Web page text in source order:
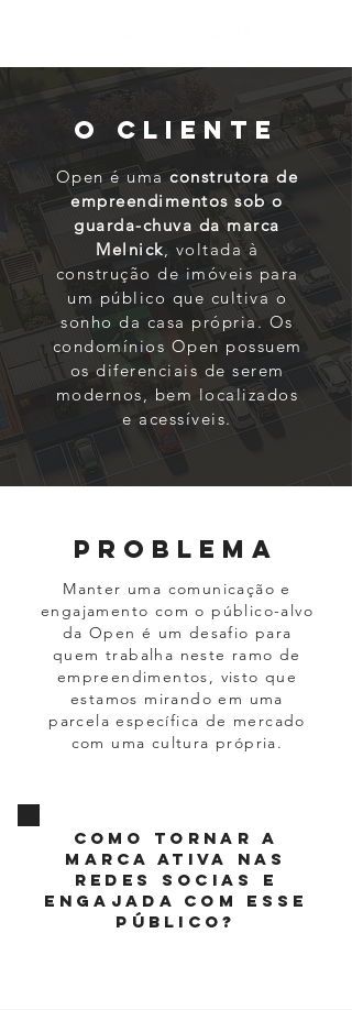
O CLIENTE
Open é umaconstrutora de
empreendimentos sob o
guarda-chuva da marca
Melnick, voltada à
construção de imóveis para
um público que cultiva o
sonho da casa própria. Os
condomínios Open possuem
os diferenciais de serem
modernos, bem localizados
e acessíveis.
PROBLEMA
Manter uma comunicação e
engajamento com o público-alvo
da Open é um desafio para
quem trabalha neste ramo de
empreendimentos, visto que
estamos mirando em uma
parcela específica de mercado
com uma cultura própria.
como tornar a
marca ativa nas
redes socias e
engajada com esse
público?